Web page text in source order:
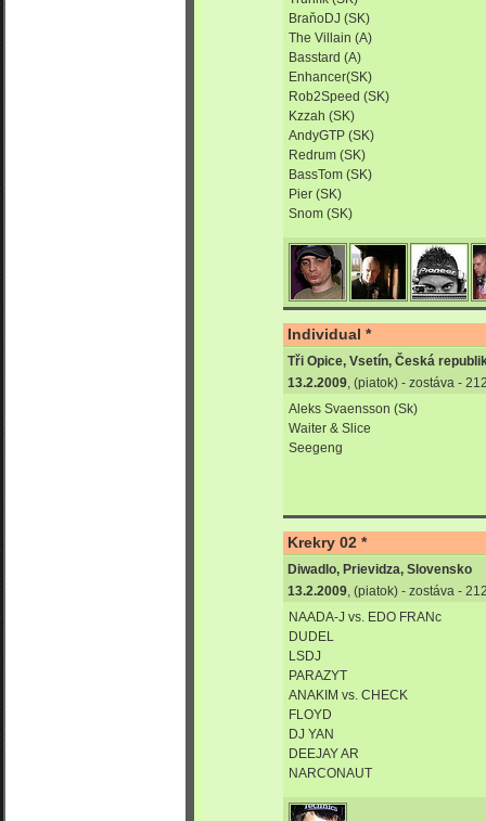
BraňoDJ (SK)
The Villain (A)
Basstard (A)
Enhancer(SK)
Rob2Speed (SK)
Kzzah (SK)
AndyGTP (SK)
Redrum (SK)
BassTom (SK)
Pier (SK)
Snom (SK)
Individual *
Tři Opice, Vsetín, Česká
13.2.2009, (piatok) - zostáva -
Aleks Svaensson (Sk)
Waiter & Slice
Seegeng
Krekry 02 *
Diwadlo, Prievidza, Slovensko
13.2.2009, (piatok) - zostáva -
NAADA-J vs. EDO FRANc
DUDEL
LSDJ
PARAZYT
ANAKIM vs. CHECK
FLOYD
DJ YAN
DEEJAY AR
NARCONAUT